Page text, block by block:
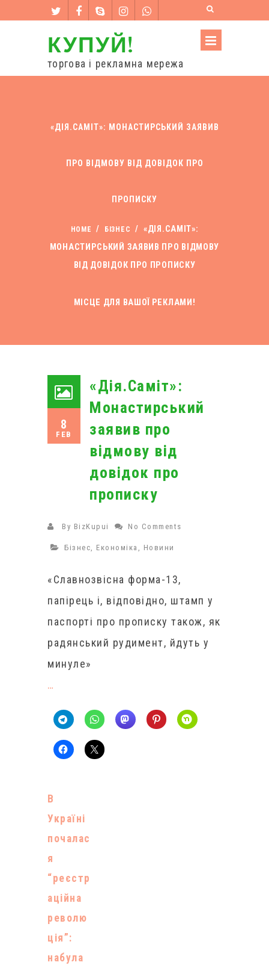
КУПУЙ!
торгова і рекламна мережа
«ДІЯ.САМІТ»: МОНАСТИРСЬКИЙ ЗАЯВИВ
ПРО ВІДМОВУ ВІД ДОВІДОК ПРО
ПРОПИСКУ
HOME / БІЗНЕС / «ДІЯ.САМІТ»:
МОНАСТИРСЬКИЙ ЗАЯВИВ ПРО ВІДМОВУ
ВІД ДОВІДОК ПРО ПРОПИСКУ
МІСЦЕ ДЛЯ ВАШОЇ РЕКЛАМИ!
8
FEB
«Дія.Саміт»:
Монастирський
заявив про
відмову від
довідок про
прописку
By BizKupui No Comments
Бізнес, Економіка , Новини
«Славнозвісна форма-13,
папірець і, відповідно, штамп у
паспорті про прописку також, як
радянський рудимент, йдуть у
минуле»
…
В
Україні
почалас
я
“реєстр
аційна
револю
ція”:
набула